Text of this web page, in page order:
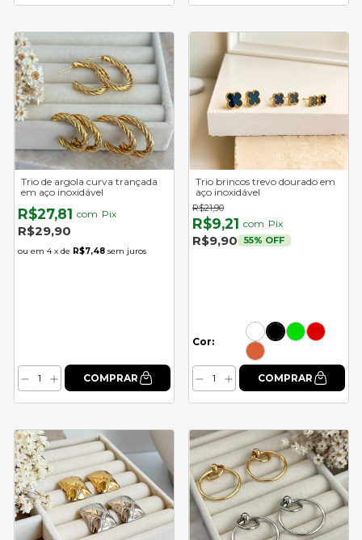
Trio de argola curva trançada
em aço inoxidável
R$27,81 com Pix
R$29,90
4 x de R$7,48 sem juros
Trio brincos trevo dourado em
aço inoxidável
R$21,90
R$9,21 com Pix
R$9,90 55% OFF
Cor: